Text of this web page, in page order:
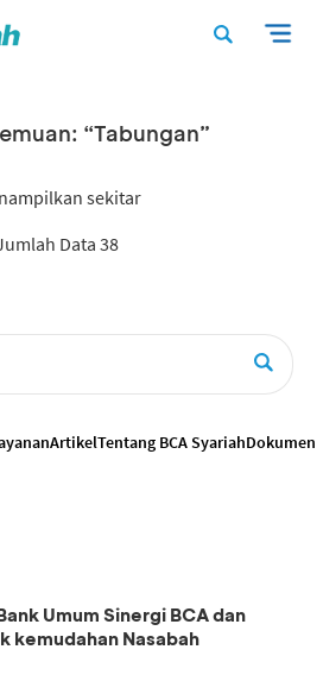
“Tabungan”
sekitar
Data 38
ArtikelTentang BCA SyariahDokumen
Umum Sinergi BCA dan
kemudahan Nasabah